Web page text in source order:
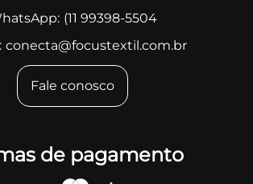
(11 99398-5504
conecta@focustextil.com.br
Fale conosco
de pagamento